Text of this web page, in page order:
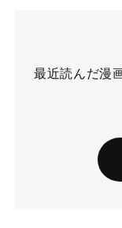
最近読んだ漫